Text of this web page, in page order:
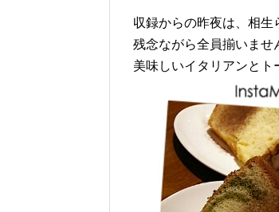
収録からの昨夜は、相生
残念ながら全員揃いませ
美味しいイタリアンとト